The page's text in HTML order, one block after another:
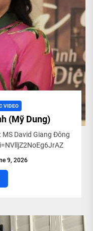
THRU
VIDEO
(Mỹ Dung)
David Giang Đông
9, 2026